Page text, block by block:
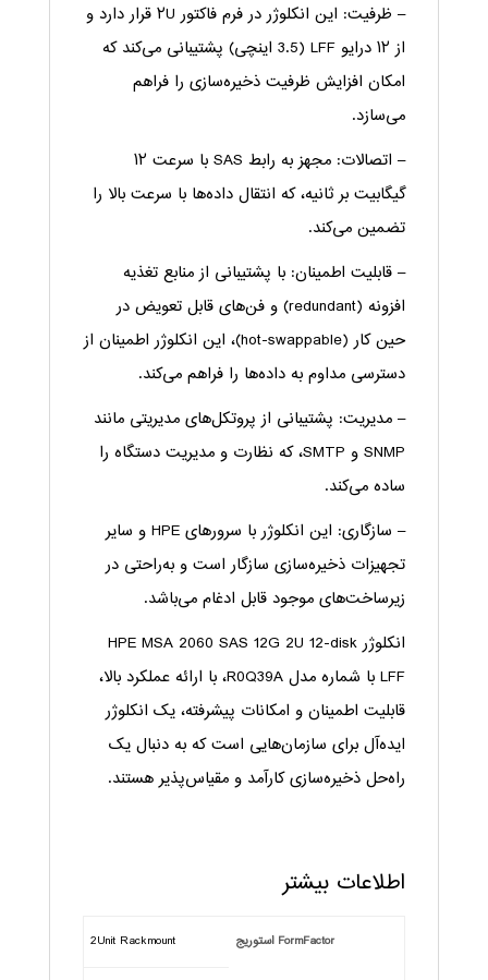
– ظرفیت: این انکلوژر در فرم فاکتور ۲U قرار دارد و
از ۱۲ درایو LFF (3.5 اینچی) پشتیبانی می‌کند که
امکان افزایش ظرفیت ذخیره‌سازی را فراهم
می‌سازد.
– اتصالات: مجهز به رابط SAS با سرعت ۱۲
گیگابیت بر ثانیه، که انتقال داده‌ها با سرعت بالا را
تضمین می‌کند.
– قابلیت اطمینان: با پشتیبانی از منابع تغذیه
افزونه (redundant) و فن‌های قابل تعویض در
حین کار (hot-swappable)، این انکلوژر اطمینان از
دسترسی مداوم به داده‌ها را فراهم می‌کند.
– مدیریت: پشتیبانی از پروتکل‌های مدیریتی مانند
SNMP و SMTP، که نظارت و مدیریت دستگاه را
ساده می‌کند.
– سازگاری: این انکلوژر با سرورهای HPE و سایر
تجهیزات ذخیره‌سازی سازگار است و به‌راحتی در
زیرساخت‌های موجود قابل ادغام می‌باشد.
انکلوژر HPE MSA 2060 SAS 12G 2U 12-disk
LFF با شماره مدل R0Q39A، با ارائه عملکرد بالا،
قابلیت اطمینان و امکانات پیشرفته، یک انکلوژر
ایده‌آل برای سازمان‌هایی است که به دنبال یک
راه‌حل ذخیره‌سازی کارآمد و مقیاس‌پذیر هستند.
اطلاعات بیشتر
FormFactor استوریج 2Unit Rackmount